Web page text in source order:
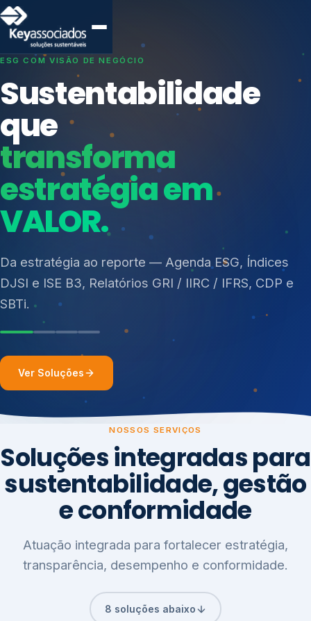
SISTEMAS DE GESTÃO OTIMIZADOS E INTEGRADOS
Conformidade que
protege seu
negócio.
Consultoria, auditoria e treinamentos em ISO 27001,
ISO 27701, ISO 42001, ISO 37001, ISO 9001, ISO
14001, ISO 45001, ONA e PNQ — Gestão de
resíduos sólidos (PGRS/PMGRS).
Índices de Mercado
Mudanças Climáticas
Reputação e Cadeia
Reporte Regulatório
Ver Soluções
NOSSOS SERVIÇOS
Soluções integradas para
sustentabilidade, gestão
e conformidade
Atuação integrada para fortalecer estratégia,
transparência, desempenho e conformidade.
8 soluções abaixo